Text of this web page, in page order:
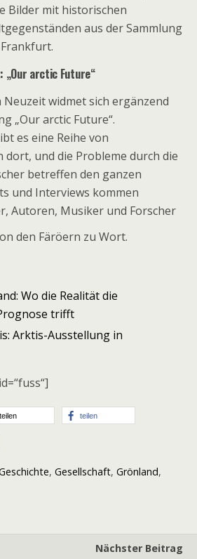
Bilder mit historischen
aus der Sammlung
„Our arctic Future“
widmet sich ergänzend
„Our arctic Future“.
es eine Reihe von
und die Probleme durch die
betreffen den ganzen
und Interviews kommen
Autoren, Musiker und Forscher
den Färöern zu Wort.
Wo die Realität die
trifft
Arktis-Ausstellung in
teilen teilen
, Gesellschaft, Grönland,
Nächster Beitrag